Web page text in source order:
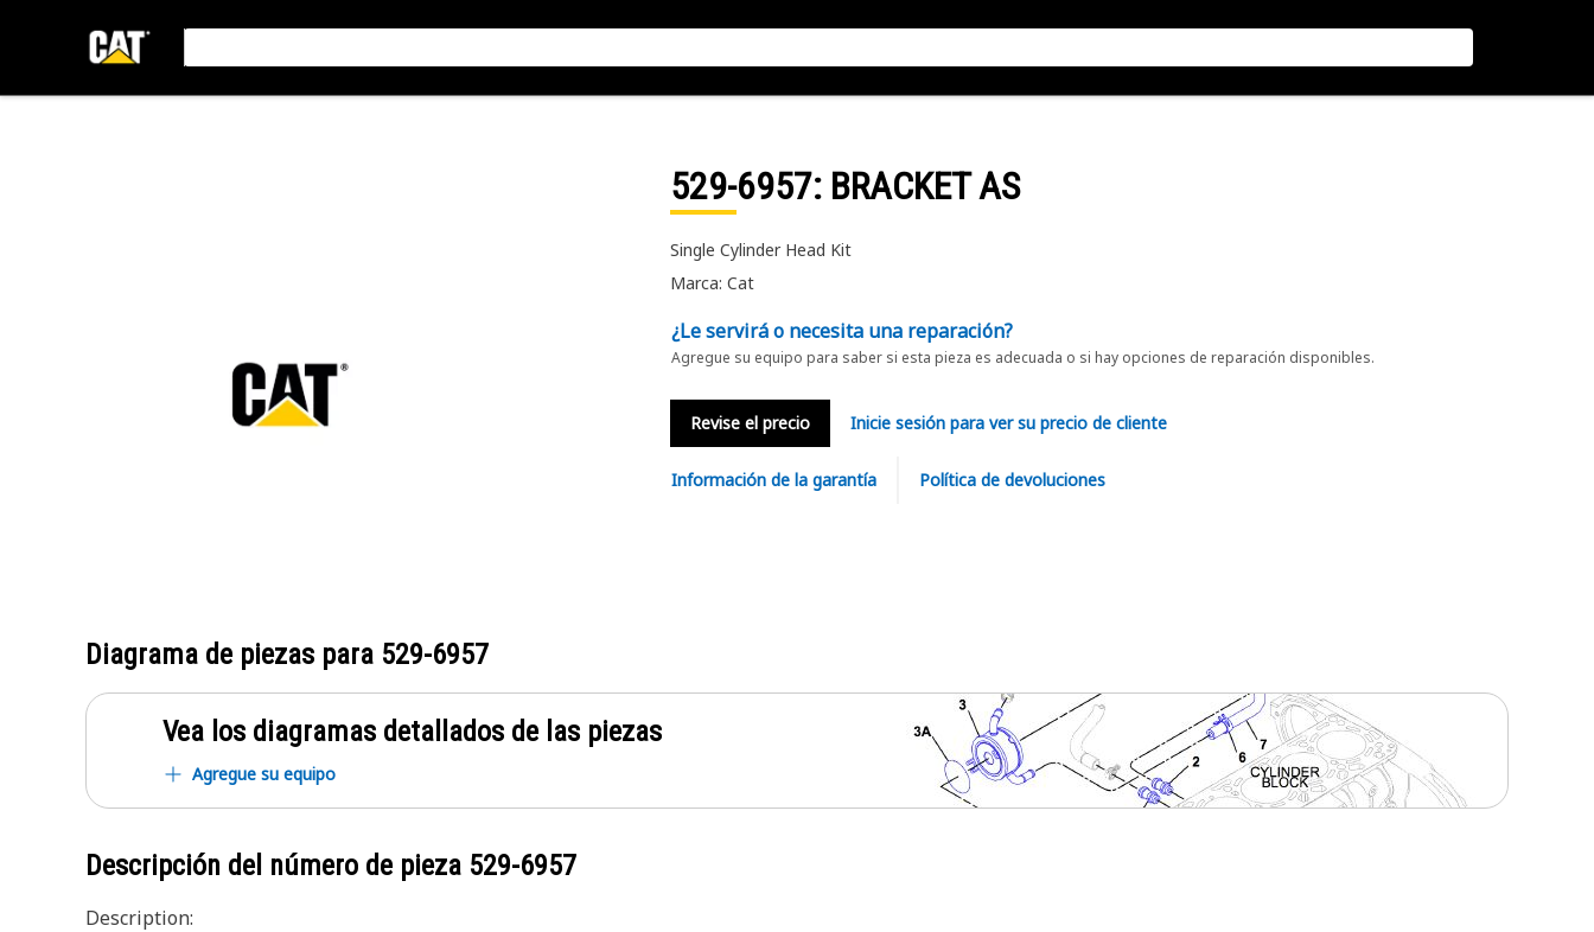
529-6957: BRACKET AS
Single Cylinder Head Kit
Marca: Cat
¿Le servirá o necesita una reparación?
Agregue su equipo para saber si esta pieza es adecuada o si hay opciones de reparación disponibles.
Revise el precio Inicie sesión para ver su precio de cliente
Información de la garantía Política de devoluciones
Diagrama de piezas para 529-6957
Vea los diagramas detallados de las piezas
Agregue su equipo
Descripción del número de pieza 529-6957
Description: